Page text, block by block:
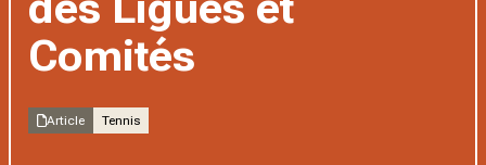
Comités
Article Tennis